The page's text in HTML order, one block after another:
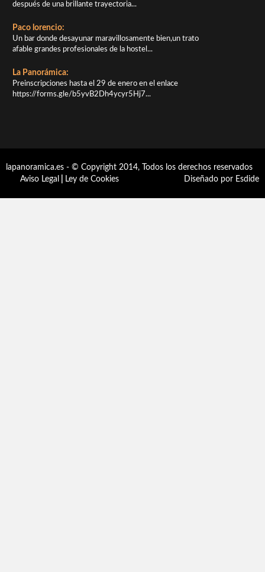
después de una brillante trayectoria...
Paco lorencio:
Un bar donde desayunar maravillosamente bien,un trato
afable grandes profesionales de la hostel...
La Panorámica:
Preinscripciones hasta el 29 de enero en el enlace
https://forms.gle/b5yvB2Dh4ycyr5Hj7...
lapanoramica.es - © Copyright 2014, Todos los derechos reservados
Aviso Legal
Ley de Cookies Diseñado por Esdide